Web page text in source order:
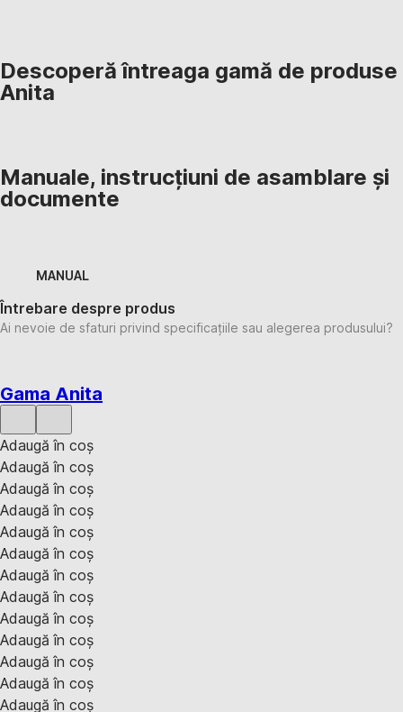
Descoperă întreaga gamă de produse
Anita
Manuale, instrucțiuni de asamblare și
documente
MANUAL
Întrebare despre produs
Ai nevoie de sfaturi privind specificațiile sau alegerea produsului?
Gama Anita
Adaugă în coș
Adaugă în coș
Adaugă în coș
Adaugă în coș
Adaugă în coș
Adaugă în coș
Adaugă în coș
Adaugă în coș
Adaugă în coș
Adaugă în coș
Adaugă în coș
Adaugă în coș
Adaugă în coș